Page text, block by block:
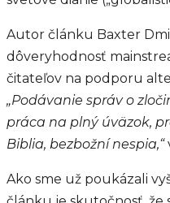
Autor článku Baxter
dôveryhodnosť
čitateľov na podporu
„Podávanie správ o
práca na plný úväzok,
Biblia, bezbožní nespia,“
Ako sme už poukázali